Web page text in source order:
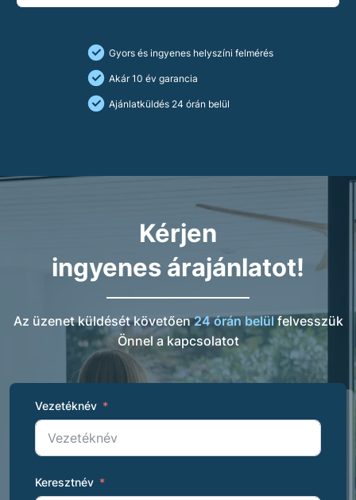
Gyors és ingyenes helyszíni felmérés
Akár 10 év garancia
Ajánlatküldés 24 órán belül
Kérjen
ingyenes árajánlatot!
Az üzenet küldését követően24 órán belül felvesszük
Önnel a kapcsolatot
Vezetéknév
Keresztnév